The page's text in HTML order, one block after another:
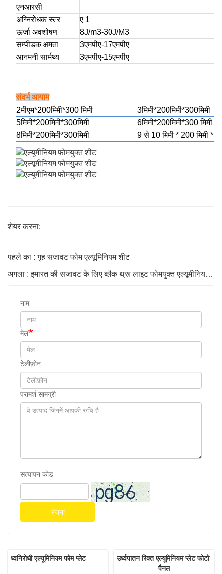
एनआरसी
अग्निरोधक स्तर
ए 1
ऊर्जा अवशोषण
8J/m3-30J/M3
सम्पीडक क्षमता
3एमपीए-17एमपीए
आनमनी सार्मथ्य
3एमपीए-15एमपीए
संदर्भ आयाम
2मीएम*200मिमी*300 मिमी
3मिमी*200मिमी*300मिमी
5मिमी*200मिमी*300मिमी 6मिमी*200मिमी*300 मिमी
8मिमी*200मिमी*300मिमी
9 से 10 मिमी * 200 मिमी *
शेयर करना:
पहले का : गृह सजावट फोम एल्यूमिनियम शीट
अगला : इमारत की सजावट के लिए ब्लैक थ्रू लाइट फोमयुक्त एल्यूमीनियम प्लेट
नाम
मेल
टेलीफ़ोन
परामर्श सामग्री
सत्यापन कोड
भेजना
ध्वनिरोधी एल्यूमिनियम फोम प्लेट
उर्ध्वपातन रिक्त एल्यूमिनियम प्लेट फोटो
पैनल